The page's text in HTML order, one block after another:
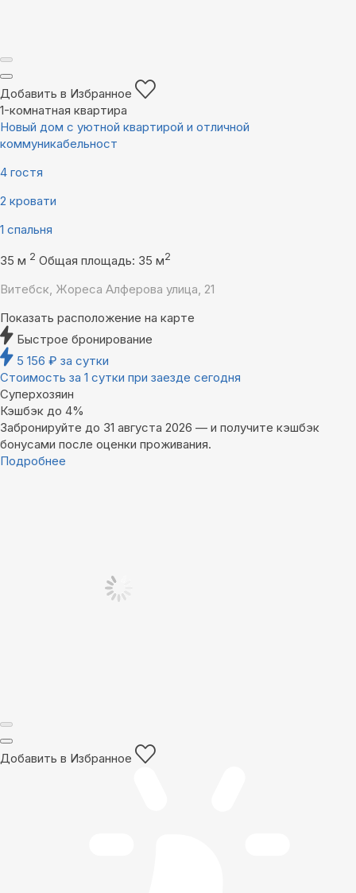
Добавить в Избранное
1-комнатная квартира
Новый дом с уютной квартирой и отличной
коммуникабельност
4 гостя
2 кровати
1 спальня
35 м 2 Общая площадь: 35 м2
Витебск, Жореса Алферова улица, 21
Показать расположение на карте
Быстрое бронирование
5 156 ₽ за сутки
Стоимость за 1 сутки при заезде сегодня
Суперхозяин
Кэшбэк до 4%
Забронируйте до 31 августа 2026 — и получите кэшбэк
бонусами после оценки проживания.
Подробнее
Добавить в Избранное